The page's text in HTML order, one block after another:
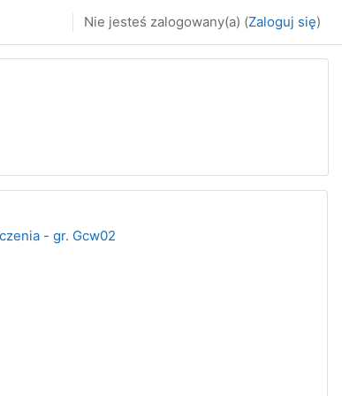
Nie jesteś zalogowany(a) (Zaloguj się)
- gr. Gcw02